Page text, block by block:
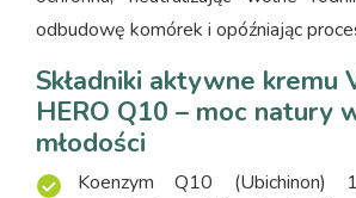
odbudowę komórek i opóźniając
Składniki aktywne kremu
HERO Q10 – moc natury
młodości
Koenzym Q10